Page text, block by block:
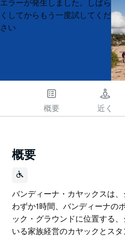
Product
List
Product
List
エラーが発生しました。しばら
くしてからもう一度試してくだ
さい
概要 近く
概要
バンディーナ・カヤックスは
わずか1時間、バンディーナの
ック・グラウンドに位置する
いる家族経営のカヤックとス